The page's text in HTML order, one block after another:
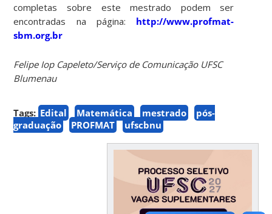
completas sobre este mestrado podem ser
encontradas na página: http://www.profmat-
sbm.org.br
Felipe Iop Capeleto/Serviço de Comunicação UFSC
Blumenau
Tags: Edital Matemática mestrado
pós-
graduação
PROFMAT ufscbnu